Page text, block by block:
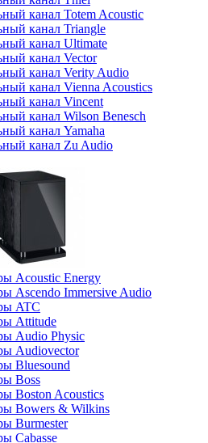
канал Totem Acoustic
канал Triangle
канал Ultimate
канал Vector
канал Verity Audio
канал Vienna Acoustics
канал Vincent
канал Wilson Benesch
канал Yamaha
канал Zu Audio
Acoustic Energy
Ascendo Immersive Audio
ATC
Attitude
Audio Physic
Audiovector
Bluesound
Boss
Boston Acoustics
Bowers & Wilkins
Burmester
Cabasse